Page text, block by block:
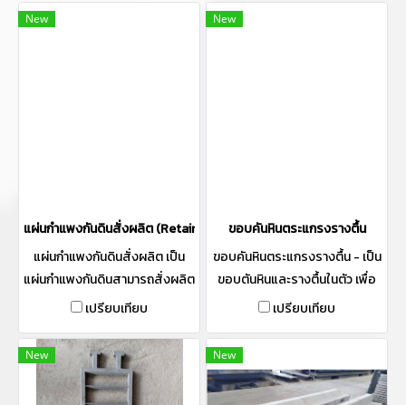
50x50x375 CM หรือ ตามความ
เหล็กข้ออ้อย เหล็กเส้นกลม และ
New
แผ่นกำแพงกันดินสั่งผลิต (Retaing WallL)
แผ่นกำแพงกันดินสั่งผลิต เป็น
แผ่นกำแพงกันดินสามารถสั่งผลิต
ได้ตาม Size และความหนาที่
เปรียบเทียบ
New
ขอบคันหินตระแกรงรางตื้น
ขอบคันหินตระแกรงรางตื้น - เป็น
ขอบตันหินและรางตื้นในตัว เพื่อ
รับน้ำจากพื้นถนน ครั้งนี้มาพร้อง
ตามมาตราฐานกรมทาง เหมาะ
สำหรับหน้างาน ที่สร้างตามมาตรา
ฐานกรมทาง และ หน้างานที่
เปรียบเทียบ
New New